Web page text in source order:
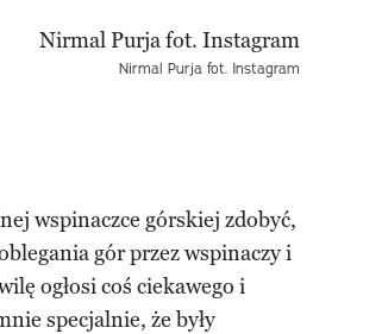
Nirmal Purja fot. Instagram
wspinaczce górskiej zdobyć,
gór przez wspinaczy i
ogłosi coś ciekawego i
specjalnie, że były